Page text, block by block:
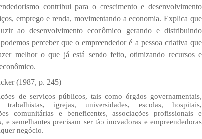
contribui para o crescimento e desenvolvimento
emprego e renda, movimentando a economia. Explica que
ao desenvolvimento econômico gerando e distribuindo
perceber que o empreendedor é a pessoa criativa que
melhor o que já está sendo feito, otimizando recursos e
(1987, p. 245)
de serviços públicos, tais como órgãos governamentais,
trabalhistas, igrejas, universidades, escolas, hospitais,
comunitárias e beneficentes, associações profissionais e
e semelhantes precisam ser tão inovadoras e empreendedoras
negócio.